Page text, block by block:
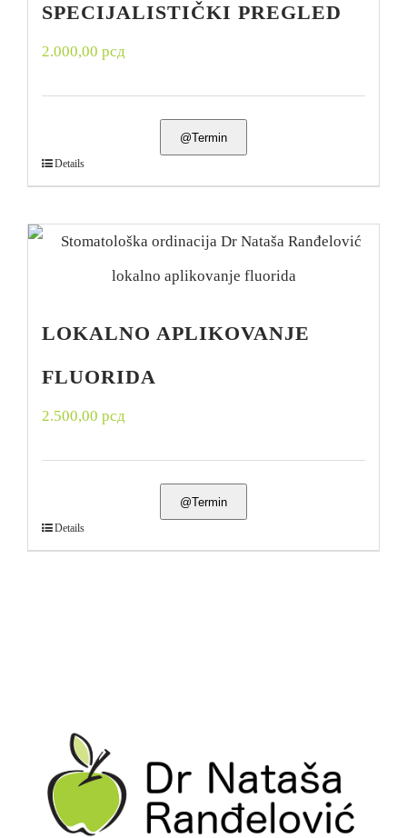
SPECIJALISTIČKI PREGLED
2.000,00 рсд
@Termin
Details
LOKALNO APLIKOVANJE
FLUORIDA
2.500,00 рсд
@Termin
Details